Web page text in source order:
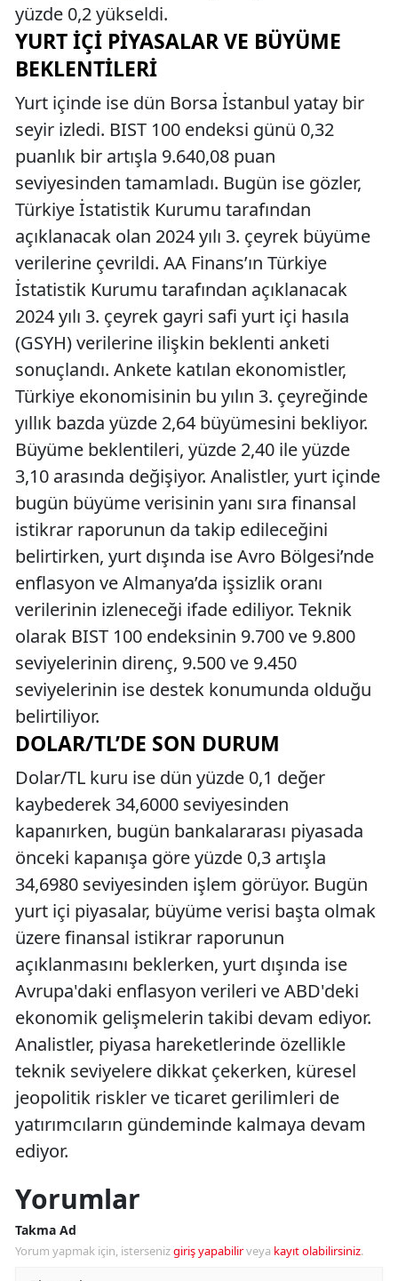
yüzde 0,2 yükseldi.
YURT İÇI PIYASALAR VE BÜYÜME
BEKLENTILERI
Yurt içinde ise dün Borsa İstanbul yatay bir
seyir izledi. BIST 100 endeksi günü 0,32
puanlık bir artışla 9.640,08 puan
seviyesinden tamamladı. Bugün ise gözler,
Türkiye İstatistik Kurumu tarafından
açıklanacak olan 2024 yılı 3. çeyrek büyüme
verilerine çevrildi. AA Finans’ın Türkiye
İstatistik Kurumu tarafından açıklanacak
2024 yılı 3. çeyrek gayri safi yurt içi hasıla
(GSYH) verilerine ilişkin beklenti anketi
sonuçlandı. Ankete katılan ekonomistler,
Türkiye ekonomisinin bu yılın 3. çeyreğinde
yıllık bazda yüzde 2,64 büyümesini bekliyor.
Büyüme beklentileri, yüzde 2,40 ile yüzde
3,10 arasında değişiyor. Analistler, yurt içinde
bugün büyüme verisinin yanı sıra finansal
istikrar raporunun da takip edileceğini
belirtirken, yurt dışında ise Avro Bölgesi’nde
enflasyon ve Almanya’da işsizlik oranı
verilerinin izleneceği ifade ediliyor. Teknik
olarak BIST 100 endeksinin 9.700 ve 9.800
seviyelerinin direnç, 9.500 ve 9.450
seviyelerinin ise destek konumunda olduğu
belirtiliyor.
DOLAR/TL’DE SON DURUM
Dolar/TL kuru ise dün yüzde 0,1 değer
kaybederek 34,6000 seviyesinden
kapanırken, bugün bankalararası piyasada
önceki kapanışa göre yüzde 0,3 artışla
34,6980 seviyesinden işlem görüyor. Bugün
yurt içi piyasalar, büyüme verisi başta olmak
üzere finansal istikrar raporunun
açıklanmasını beklerken, yurt dışında ise
Avrupa'daki enflasyon verileri ve ABD'deki
ekonomik gelişmelerin takibi devam ediyor.
Analistler, piyasa hareketlerinde özellikle
teknik seviyelere dikkat çekerken, küresel
jeopolitik riskler ve ticaret gerilimleri de
yatırımcıların gündeminde kalmaya devam
ediyor.
Yorumlar
Takma Ad
Yorum yapmak için, istersenizgiriş yapabilirveya kayıt olabilirsiniz.